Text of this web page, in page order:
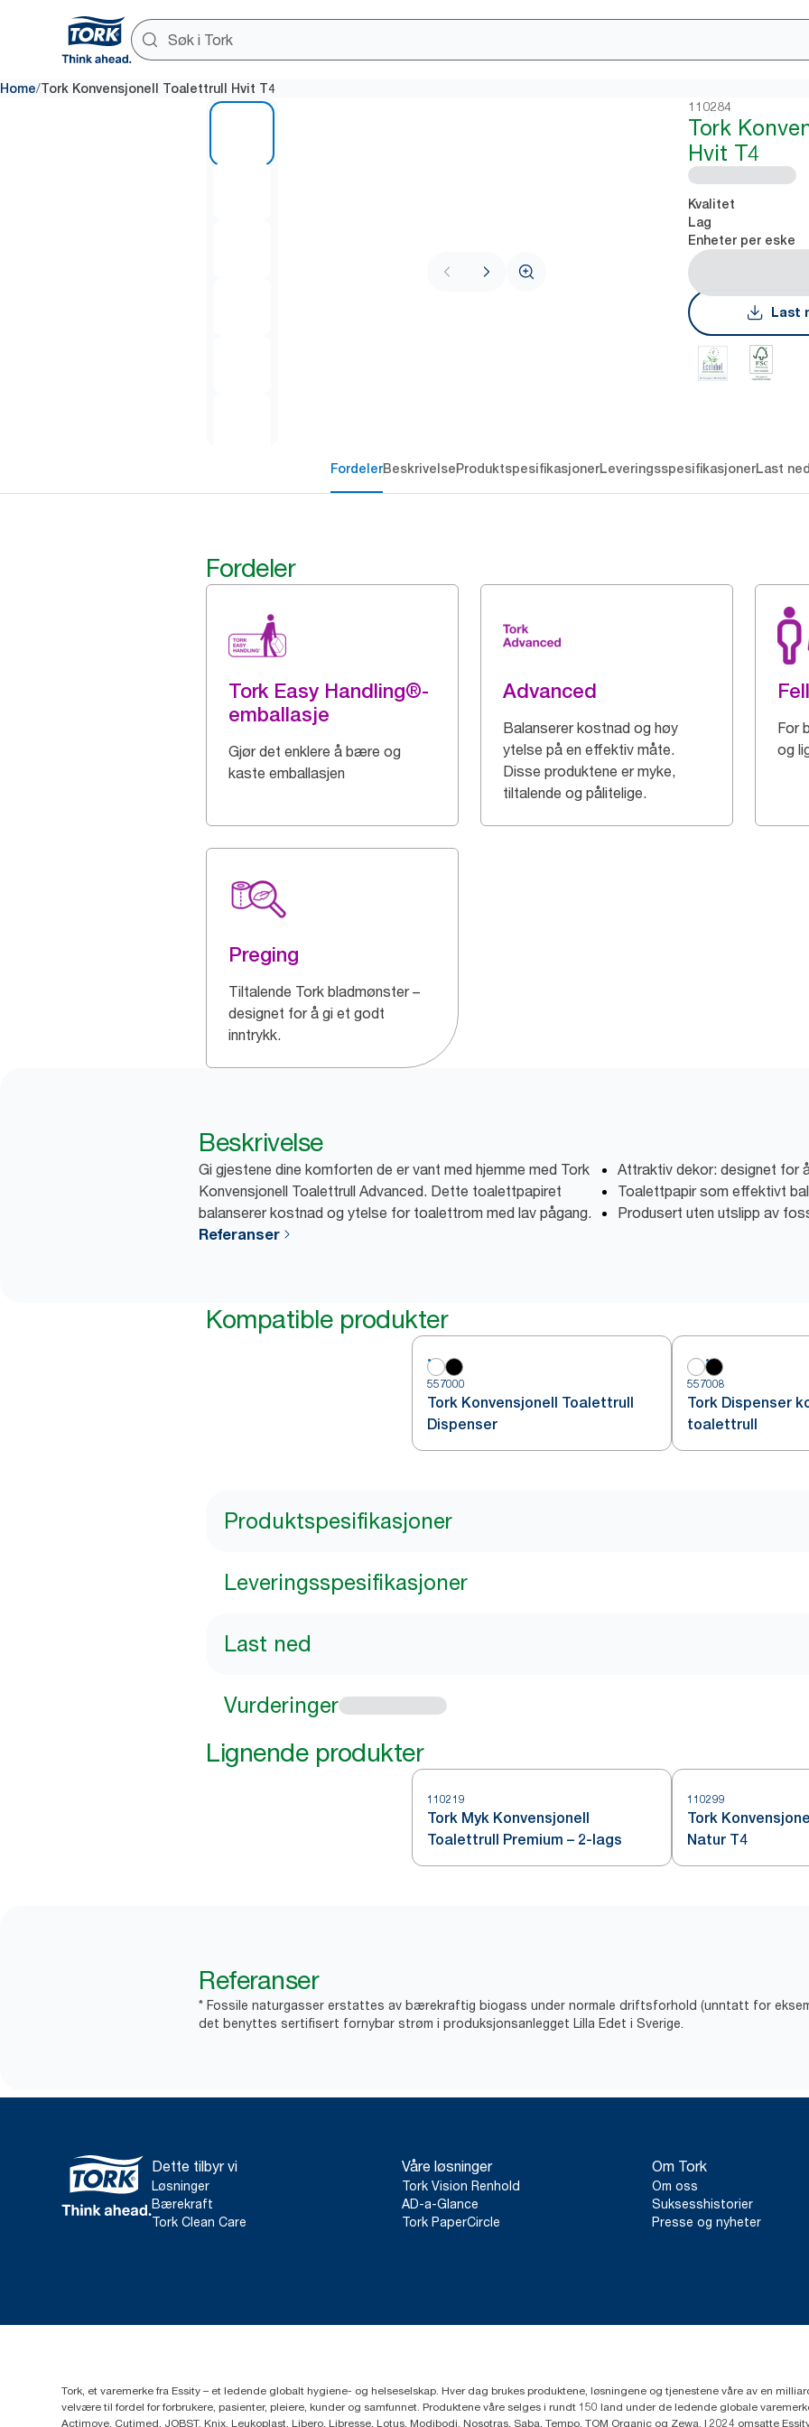
Home/Tork Konvensjonell Toalettrull Hvit T4
110284
Tork
Hvit T4
Kvalitet
Lag
Enheter per eske
Last
FordelerBeskrivelseProduktspesifikasjonerLeveringsspesifikasjonerLast ned
Fordeler
Tork Easy Handling®-
emballasje
Gjør det enklere å bære og
kaste emballasjen
Advanced
Balanserer kostnad og høy
ytelse på en effektiv måte.
Disse produktene er myke,
tiltalende og pålitelige.
For
og
Preging
Tiltalende Tork bladmønster –
designet for å gi et godt
inntrykk.
Beskrivelse
Gi gjestene dine komforten de er vant med hjemme med Tork
Konvensjonell Toalettrull Advanced. Dette toalettpapiret
balanserer kostnad og ytelse for toalettrom med lav pågang.
Referanser
Attraktiv dekor: designet for
Toalettpapir som effektivt
Produsert uten utslipp av
Kompatible produkter
557000
Tork Konvensjonell Toalettrull
Dispenser
557008
Tork Dispenser
toalettrull
Produktspesifikasjoner
Leveringsspesifikasjoner
Last ned
Vurderinger
Lignende produkter
110219
Tork Myk Konvensjonell
Toalettrull Premium – 2-lags
110299
Tork
Natur T4
Referanser
* Fossile naturgasser erstattes av bærekraftig biogass under normale driftsforhold (unntatt for
det benyttes sertifisert fornybar strøm i produksjonsanlegget Lilla Edet i Sverige.
Dette tilbyr vi
Løsninger
Bærekraft
Tork Clean Care
Våre løsninger
Tork Vision Renhold
AD-a-Glance
Tork PaperCircle
Om Tork
Om oss
Suksesshistorier
Presse og nyheter
Tork, et varemerke fra Essity – et ledende globalt hygiene- og helseselskap. Hver dag brukes produktene, løsningene og tjenestene våre av en
velvære til fordel for forbrukere, pasienter, pleiere, kunder og samfunnet. Produktene våre selges i rundt 150 land under de ledende globale
Actimove, Cutimed, JOBST, Knix, Leukoplast, Libero, Libresse, Lotus, Modibodi, Nosotras, Saba, Tempo, TOM Organic og Zewa. I 2024 omsatte